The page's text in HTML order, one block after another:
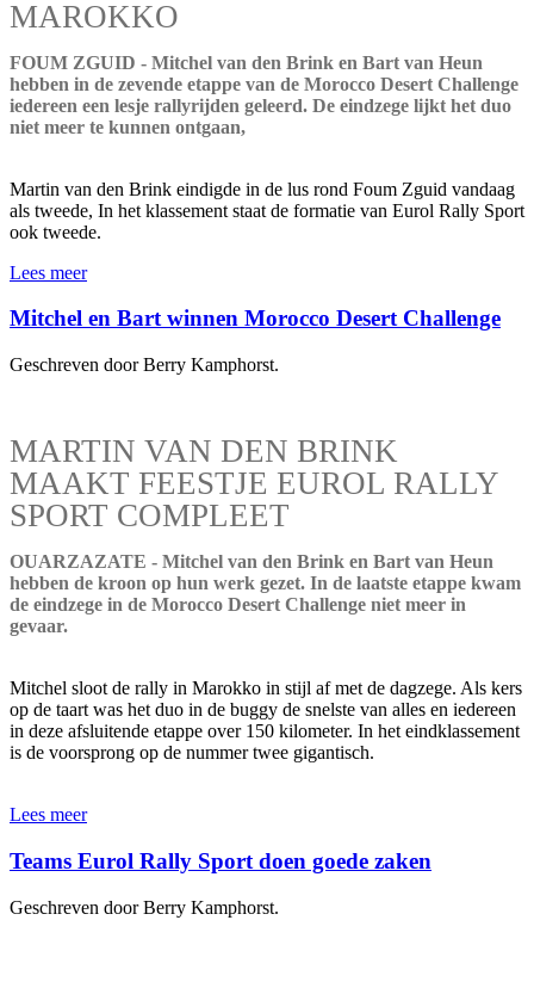
MAROKKO
FOUM ZGUID - Mitchel van den Brink en Bart van Heun
hebben in de zevende etappe van de Morocco Desert Challenge
iedereen een lesje rallyrijden geleerd. De eindzege lijkt het duo
niet meer te kunnen ontgaan,
Martin van den Brink eindigde in de lus rond Foum Zguid vandaag
als tweede, In het klassement staat de formatie van Eurol Rally Sport
ook tweede.
Lees meer
Mitchel en Bart winnen Morocco Desert Challenge
Geschreven door Berry Kamphorst.
MARTIN VAN DEN BRINK
MAAKT FEESTJE EUROL RALLY
SPORT COMPLEET
OUARZAZATE - Mitchel van den Brink en Bart van Heun
hebben de kroon op hun werk gezet. In de laatste etappe kwam
de eindzege in de Morocco Desert Challenge niet meer in
gevaar.
Mitchel sloot de rally in Marokko in stijl af met de dagzege. Als kers
op de taart was het duo in de buggy de snelste van alles en iedereen
in deze afsluitende etappe over 150 kilometer. In het eindklassement
is de voorsprong op de nummer twee gigantisch.
Lees meer
Teams Eurol Rally Sport doen goede zaken
Geschreven door Berry Kamphorst.